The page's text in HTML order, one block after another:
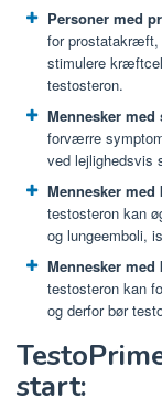
Personer med
for prostatakræft,
stimulere
testosteron.
Mennesker med
forværre
ved lejlighedsvis
Mennesker
testosteron kan
og lungeemboli,
Mennesker
testosteron kan
og derfor bør
start: